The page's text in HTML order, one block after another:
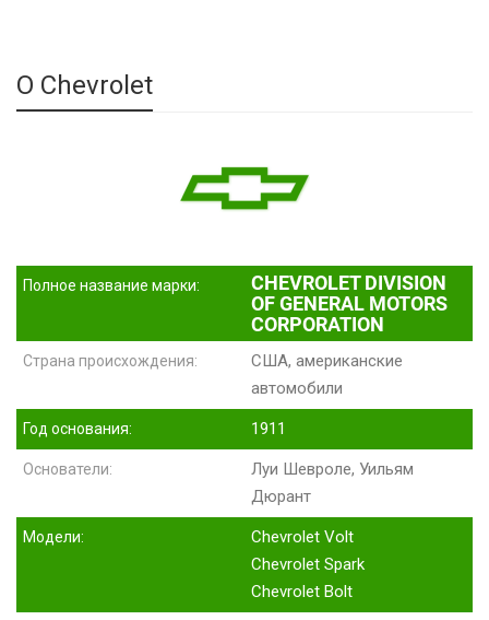
О Chevrolet
Полное название марки:
CHEVROLET DIVISION
OF GENERAL MOTORS
CORPORATION
Страна происхождения:
США, американские
автомобили
Год основания: 1911
Основатели:
Луи Шевроле, Уильям
Дюрант
Модели:
Chevrolet Volt
Chevrolet Spark
Chevrolet Bolt